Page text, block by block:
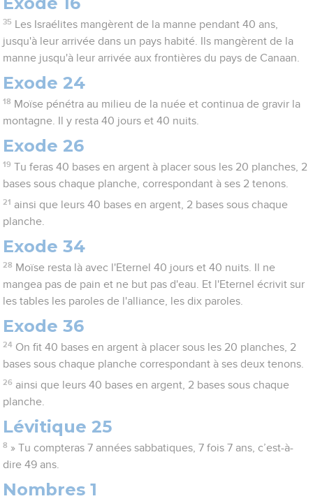
35
Les Israélites mangèrent de la manne pendant 40 ans,
jusqu'à leur arrivée dans un pays habité. Ils mangèrent de la
manne jusqu'à leur arrivée aux frontières du pays de Canaan.
Exode 24
18 Moïse pénétra au milieu de la nuée et continua de gravir la
montagne. Il y resta 40 jours et 40 nuits.
Exode 26
19 Tu feras 40 bases en argent à placer sous les 20 planches, 2
bases sous chaque planche, correspondant à ses 2 tenons.
21 ainsi que leurs 40 bases en argent, 2 bases sous chaque
planche.
Exode 34
28 Moïse resta là avec l'Eternel 40 jours et 40 nuits. Il ne
mangea pas de pain et ne but pas d'eau. Et l'Eternel écrivit sur
les tables les paroles de l'alliance, les dix paroles.
Exode 36
24 On fit 40 bases en argent à placer sous les 20 planches, 2
bases sous chaque planche correspondant à ses deux tenons.
26 ainsi que leurs 40 bases en argent, 2 bases sous chaque
planche.
Lévitique 25
8 » Tu compteras 7 années sabbatiques, 7 fois 7 ans, c’est-à-
dire 49 ans.
Nombres 1